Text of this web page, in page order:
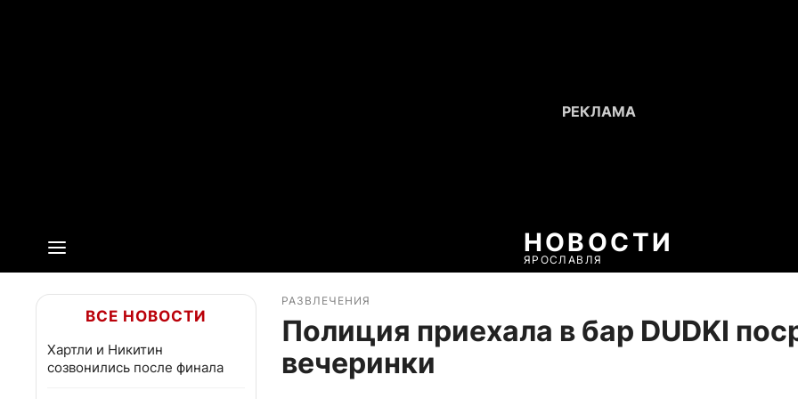
НОВОСТИ
ЯРОСЛАВЛЯ
ВСЕ НОВОСТИ
Хартли и Никитин
созвонились после финала
РАЗВЛЕЧЕНИЯ
Полиция приехала в бар DUDKI
вечеринки